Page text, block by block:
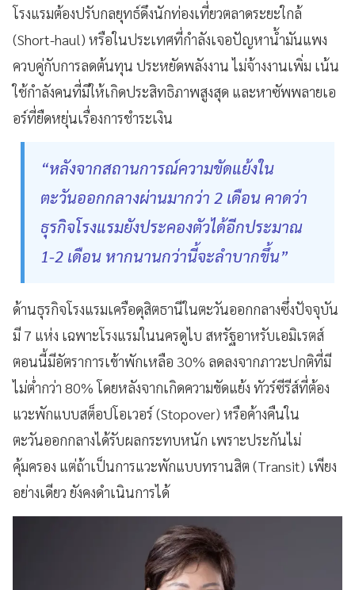
โรงแรมต้องปรับกลยุทธ์ดึงนักท่องเที่ยวตลาดระยะใกล้
(Short-haul) หรือในประเทศที่กำลังเจอปัญหาน้ำมันแพง
ควบคู่กับการลดต้นทุน ประหยัดพลังงาน ไม่จ้างงานเพิ่ม เน้น
ใช้กำลังคนที่มีให้เกิดประสิทธิภาพสูงสุด และหาซัพพลายเอ
อร์ที่ยืดหยุ่นเรื่องการชำระเงิน
“หลังจากสถานการณ์ความขัดแย้งใน
ตะวันออกกลางผ่านมากว่า 2 เดือน คาดว่า
ธุรกิจโรงแรมยังประคองตัวได้อีกประมาณ
1-2 เดือน หากนานกว่านี้จะลำบากขึ้น”
ด้านธุรกิจโรงแรมเครือดุสิตธานีในตะวันออกกลางซึ่งปัจจุบัน
มี 7 แห่ง เฉพาะโรงแรมในนครดูไบ สหรัฐอาหรับเอมิเรตส์
ตอนนี้มีอัตราการเข้าพักเหลือ 30% ลดลงจากภาวะปกติที่มี
ไม่ต่ำกว่า 80% โดยหลังจากเกิดความขัดแย้ง ทัวร์ซีรีส์ที่ต้อง
แวะพักแบบสต็อปโอเวอร์ (Stopover) หรือค้างคืนใน
ตะวันออกกลางได้รับผลกระทบหนัก เพราะประกันไม่
คุ้มครอง แต่ถ้าเป็นการแวะพักแบบทรานสิต (Transit) เพียง
อย่างเดียว ยังคงดำเนินการได้